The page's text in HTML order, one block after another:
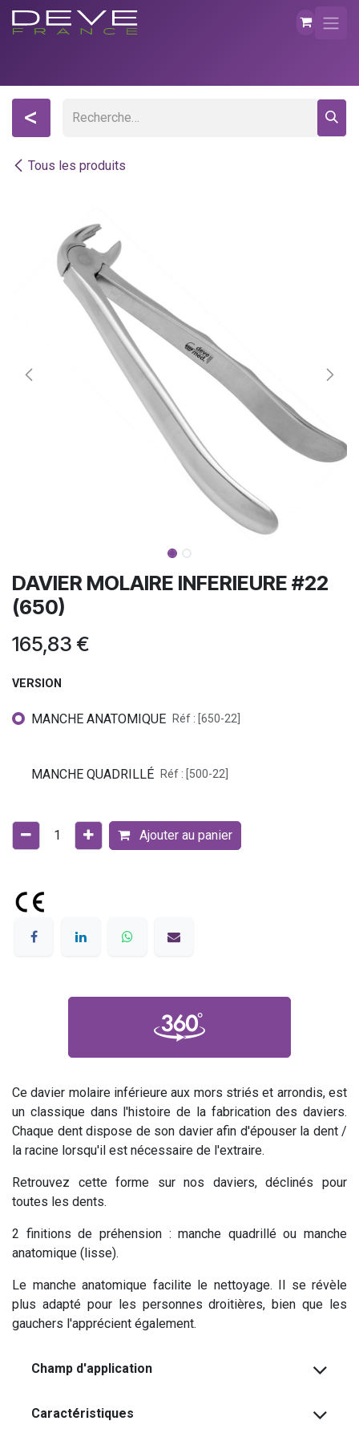
Se rendre au contenu
Tous les produits
<
DAVIER MOLAIRE INFERIEURE #22
(650)
165,83 €
VERSION
MANCHE ANATOMIQUE Réf : [650-22]
MANCHE QUADRILLÉ Réf : [500-22]
Ajouter au panier
Ce davier molaire inférieure aux mors striés et arrondis, est
un classique dans l'histoire de la fabrication des daviers.
Chaque dent dispose de son davier afin d'épouser la dent /
la racine lorsqu'il est nécessaire de l'extraire.
Retrouvez cette forme sur nos daviers, déclinés pour
toutes les dents.
2 finitions de préhension : manche quadrillé ou manche
anatomique (lisse).
Le manche anatomique facilite le nettoyage. Il se révèle
plus adapté pour les personnes droitières, bien que les
gauchers l'apprécient également.
Champ d'application
Caractéristiques